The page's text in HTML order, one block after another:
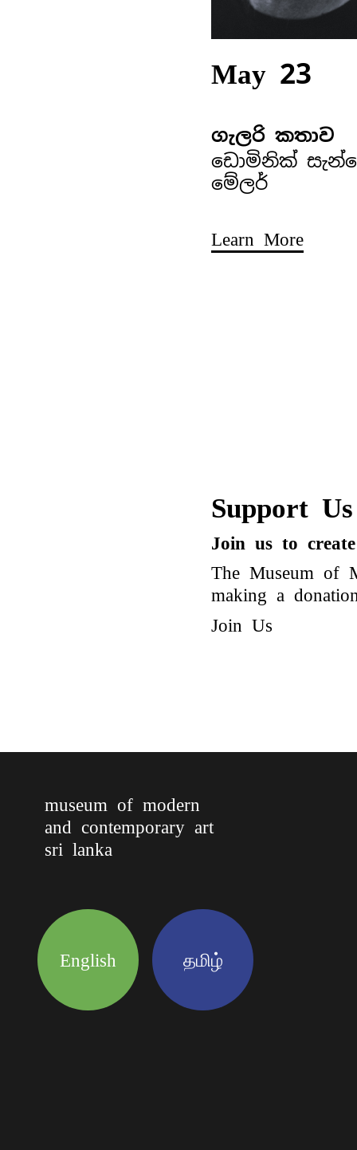
May 23
ගැලරි කතාව
ඩොමිනික්
මේලර්
Learn More
Support Us
Join us to
The Museum of
making a
Join Us
museum of modern
and contemporary art
sri lanka
English தமிழ்